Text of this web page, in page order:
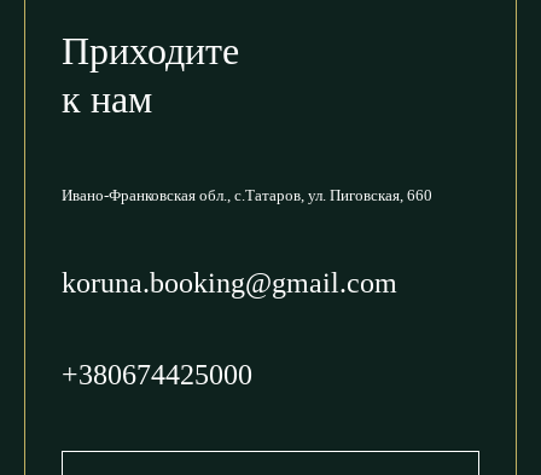
Приходите
к нам
Ивано-Франковская обл., с.Татаров, ул. Пиговская, 660
koruna.booking@gmail.com
+380674425000